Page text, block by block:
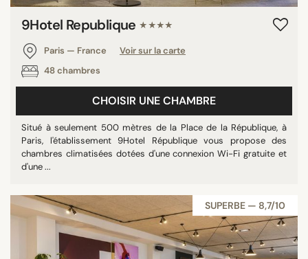
9Hotel Republique ★★★★
Paris — France
Voir sur la carte
48 chambres
CHOISIR UNE CHAMBRE
Situé à seulement 500 mètres de la Place de la République, à
Paris, l'établissement 9Hotel République vous propose des
chambres climatisées dotées d'une connexion Wi-Fi gratuite et
d'une ...
SUPERBE — 8,7/10